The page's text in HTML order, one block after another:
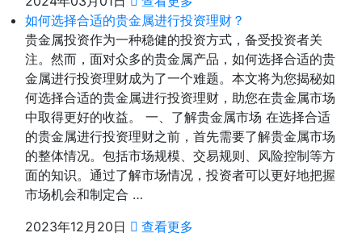
如何选择合适的贵金属进行投资理财？
贵金属投资作为一种稳健的投资方式，备受投资者关
注。然而，面对众多的贵金属产品，如何选择合适的贵
金属进行投资理财成为了一个难题。本文将为您揭秘如
何选择合适的贵金属进行投资理财，助您在贵金属市场
中取得更好的收益。 一、了解贵金属市场 在选择合适
的贵金属进行投资理财之前，首先需要了解贵金属市场
的整体情况。包括市场规模、交易规则、风险控制等方
面的知识。通过了解市场情况，投资者可以更好地把握
市场机会和制定合 …
2023年12月20日
查看更多